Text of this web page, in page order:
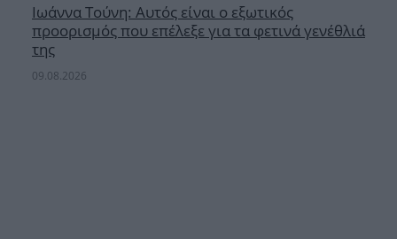
Ιωάννα Τούνη: Αυτός είναι ο εξωτικός
προορισμός που επέλεξε για τα φετινά γενέθλιά
της
09.08.2026